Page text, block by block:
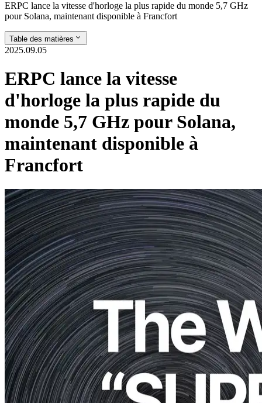
ERPC lance la vitesse d'horloge la plus rapide du monde 5,7 GHz
pour Solana, maintenant disponible à Francfort
Table des matières
2025.09.05
ERPC lance la vitesse
d'horloge la plus rapide du
monde 5,7 GHz pour Solana,
maintenant disponible à
Francfort
ELSOUL LABO B.V. (Siège: Amsterdam, Pays-Bas, PDG:
Fumitake Kawasaki) et Validators DAO ont officiellement publié le
VPS Produit VPSAvec le processeur du centre de données avec la
vitesse d'horloge la plus rapide du monde. La première région de
service est Francfort, et elle est maintenant disponible à l'achat.
Nous vous remercions sincèrement de votre soutien continu.